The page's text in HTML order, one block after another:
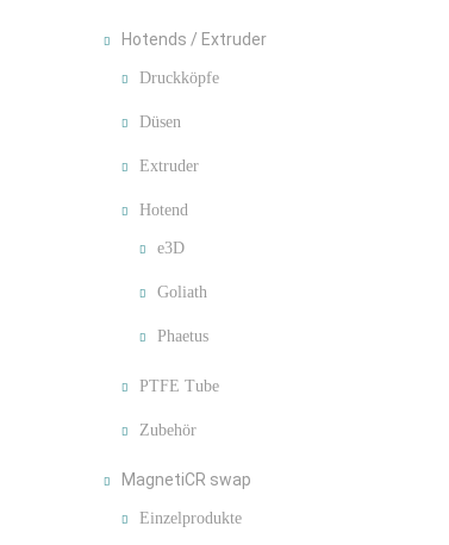
Hotends / Extruder
Druckköpfe
Düsen
Extruder
Hotend
e3D
Goliath
Phaetus
PTFE Tube
Zubehör
MagnetiCR swap
Einzelprodukte